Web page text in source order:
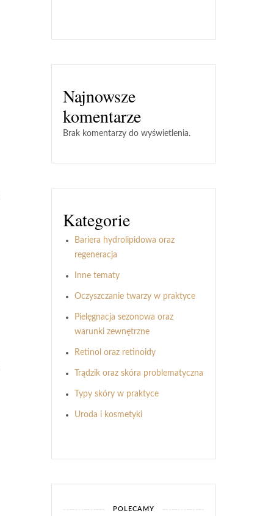
Najnowsze
komentarze
Brak komentarzy do wyświetlenia.
Kategorie
Bariera hydrolipidowa oraz
regeneracja
Inne tematy
Oczyszczanie twarzy w praktyce
Pielęgnacja sezonowa oraz
warunki zewnętrzne
Retinol oraz retinoidy
Trądzik oraz skóra problematyczna
Typy skóry w praktyce
Uroda i kosmetyki
POLECAMY